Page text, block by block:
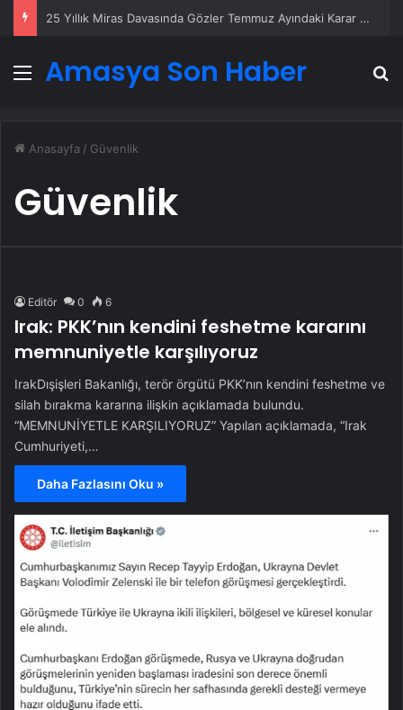
25 Yıllık Miras Davasında Gözler Temmuz Ayındaki Karar Duruşmasına Çevrildi
Menü
Amasya Son Haber
Anasayfa / Güvenlik
Güvenlik
Editör 0 6
Irak: PKK’nın kendini feshetme kararını
memnuniyetle karşılıyoruz
IrakDışişleri Bakanlığı, terör örgütü PKK’nın kendini feshetme ve
silah bırakma kararına ilişkin açıklamada bulundu.
“MEMNUNİYETLE KARŞILIYORUZ” Yapılan açıklamada, “Irak
Cumhuriyeti,…
Daha Fazlasını Oku »